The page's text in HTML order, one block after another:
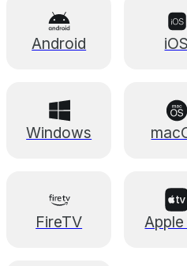
Android iOS
Windows
FireTV